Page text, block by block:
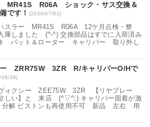
MR41S R06A ショック・サス交換＆
です！ (2026/07/02)
スラー MR41S R06A 12ケ月点検・整
しました (^-^) 交換部品はすでに入荷済み
パット＆ローター キャリパー 取り外し
ー ZRR75W 3ZR R/キャリパーO/Hで
06/29)
ォクシー ZEE75W 3ZR 【リヤブレー
しい】と 来店 (^▽^;) キャリパー固着が激
解 ピストンも再使用不可 新品 左右 用